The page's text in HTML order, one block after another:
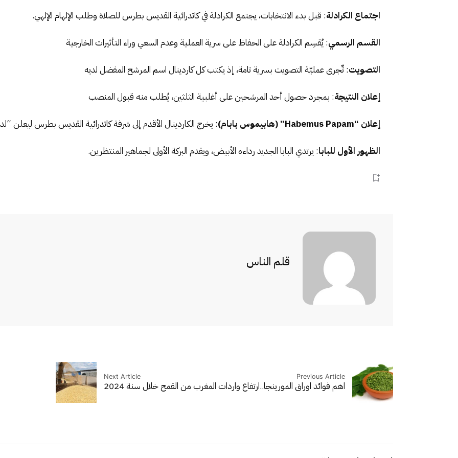
اجتماع الكرادلة: قبل بدء الانتخابات، يجتمع الكرادلة في كاتدرائية القديس بطرس للصلاة وطلب الإلهام الإلهي.
القسم الرسمي: يُقسِم الكرادلة على الحفاظ على سرية العملية وعدم السعي وراء التأثيرات الخارجية
التصويت: تٌجرى عمليّة التصويت بسرية تامة، إذ يكتب كل كاردينال اسم المرشح المفضل لديه
إعلان النتيجة: بمجرد حصول أحد المرشحين على أغلبية الثلثين، يُطلب منه قبول المنصب
إعلان “Habemus Papam” (هابيموس بابام) : يخرج الكاردينال الأقدم إلى شرفة كاتدرائية القديس بطرس ليعلن
الظهور الأول للبابا: يرتدي البابا الجديد رداءه الأبيض، ويقدم البركة الأولى لجماهير المنتظرين.
قلم الناس
Previous Article
اهم فوائد اوراق المورينجا..
Next Article
ارتفاع واردات المغرب من القمح خلال سنة 2024